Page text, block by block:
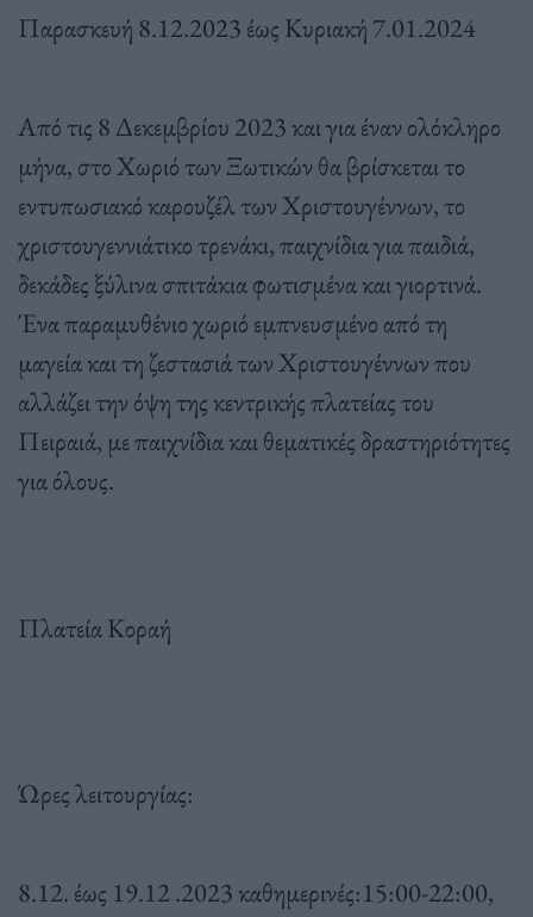
Παρασκευή 8.12.2023 έως Κυριακή 7.01.2024
Από τις 8 Δεκεμβρίου 2023 και για έναν ολόκληρο
μήνα, στο Χωριό των Ξωτικών θα βρίσκεται το
εντυπωσιακό καρουζέλ των Χριστουγέννων, το
χριστουγεννιάτικο τρενάκι, παιχνίδια για παιδιά,
δεκάδες ξύλινα σπιτάκια φωτισμένα και γιορτινά.
Ένα παραμυθένιο χωριό εμπνευσμένο από τη
μαγεία και τη ζεστασιά των Χριστουγέννων που
αλλάζει την όψη της κεντρικής πλατείας του
Πειραιά, με παιχνίδια και θεματικές δραστηριότητες
για όλους.
Πλατεία Κοραή
Ώρες λειτουργίας:
8.12. έως 19.12 .2023 καθημερινές:15:00-22:00,